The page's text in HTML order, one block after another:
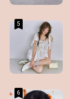
5
6
5
6
5
6